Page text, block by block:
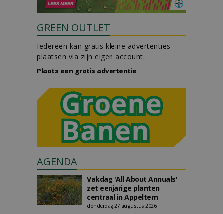
GREEN OUTLET
Iedereen kan gratis kleine advertenties
plaatsen via zijn eigen account.
Plaats een gratis advertentie
AGENDA
Vakdag 'All About Annuals'
zet eenjarige planten
centraal in Appeltern
donderdag 27 augustus 2026